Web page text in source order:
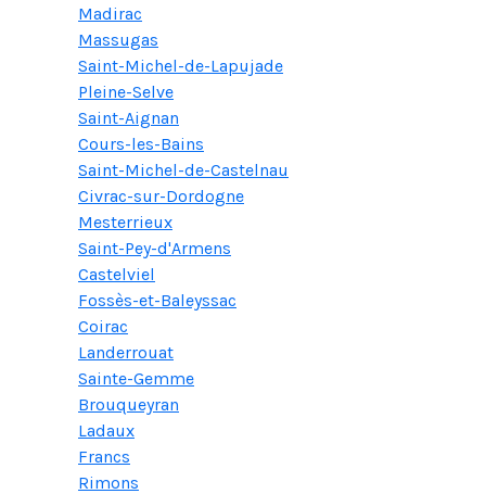
Madirac
Massugas
Saint-Michel-de-Lapujade
Pleine-Selve
Saint-Aignan
Cours-les-Bains
Saint-Michel-de-Castelnau
Civrac-sur-Dordogne
Mesterrieux
Saint-Pey-d'Armens
Castelviel
Fossès-et-Baleyssac
Coirac
Landerrouat
Sainte-Gemme
Brouqueyran
Ladaux
Francs
Rimons